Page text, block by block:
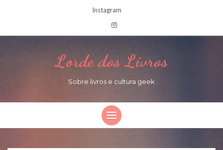
Instagram
Lorde dos Livros
Sobre livros e cultura geek